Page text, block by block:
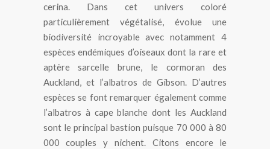
cerina. Dans cet univers coloré
particulièrement végétalisé, évolue une
biodiversité incroyable avec notamment 4
espèces endémiques d’oiseaux dont la rare et
aptère sarcelle brune, le cormoran des
Auckland, et l’albatros de Gibson. D’autres
espèces se font remarquer également comme
l’albatros à cape blanche dont les Auckland
sont le principal bastion puisque 70 000 à 80
000 couples y nichent. Citons encore le